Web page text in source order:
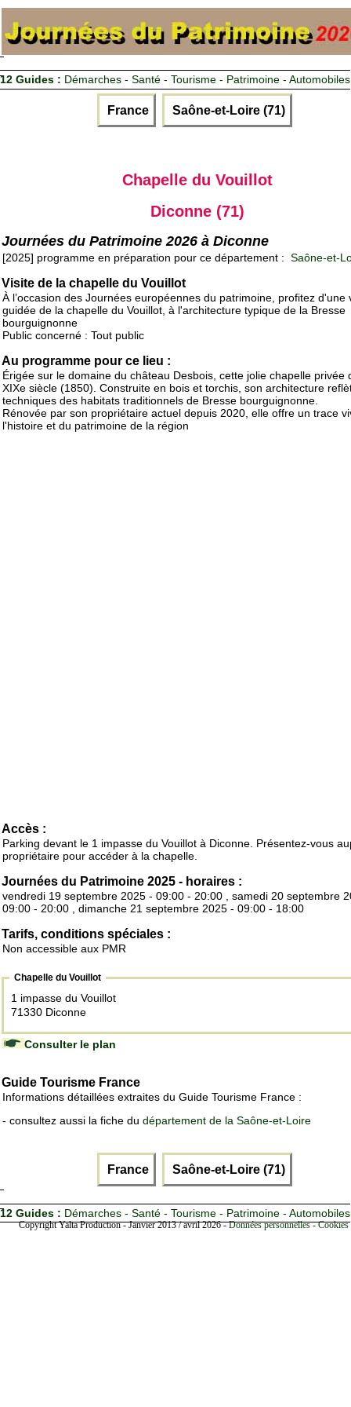
12 Guides : Démarches - Santé - Tourisme - Patrimoine - Automobiles
France Saône-et-Loire (71)
Chapelle du Vouillot
Diconne (71)
Journées du Patrimoine 2026 à Diconne
[2025] programme en préparation pour ce département : Saône-et-
Visite de la chapelle du Vouillot
À l’occasion des Journées européennes du patrimoine, profitez d'une
guidée de la chapelle du Vouillot, à l'architecture typique de la Bresse
bourguignonne
Public concerné : Tout public
Au programme pour ce lieu :
Érigée sur le domaine du château Desbois, cette jolie chapelle privée
XIXe siècle (1850). Construite en bois et torchis, son architecture
techniques des habitats traditionnels de Bresse bourguignonne.
Rénovée par son propriétaire actuel depuis 2020, elle offre un trace
l'histoire et du patrimoine de la région
Accès :
Parking devant le 1 impasse du Vouillot à Diconne. Présentez-vous
propriétaire pour accéder à la chapelle.
Journées du Patrimoine 2025 - horaires :
vendredi 19 septembre 2025 - 09:00 - 20:00 , samedi 20 septembre
09:00 - 20:00 , dimanche 21 septembre 2025 - 09:00 - 18:00
Tarifs, conditions spéciales :
Non accessible aux PMR
Chapelle du Vouillot
1 impasse du Vouillot
71330 Diconne
Consulter le plan
Guide Tourisme France
Informations détaillées extraites du Guide Tourisme France :
- consultez aussi la fiche du département de la Saône-et-Loire
France Saône-et-Loire (71)
12 Guides : Démarches - Santé - Tourisme - Patrimoine - Automobiles
Copyright Yalta Production - Janvier 2013 / avril 2026 -Données personnelles -